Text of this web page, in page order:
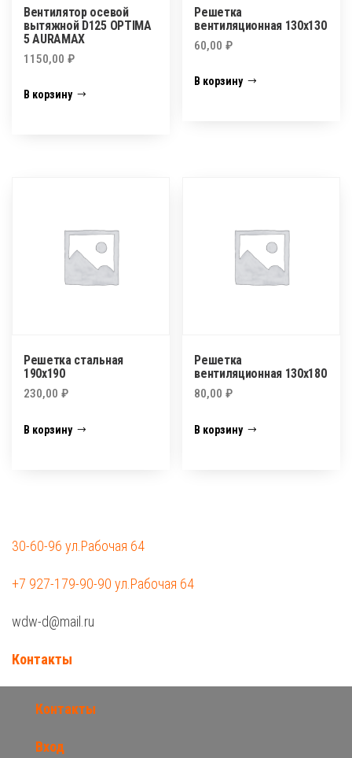
Вентилятор осевой
вытяжной D125 OPTIMA
5 AURAMAX
1150,00 ₽
В корзину
Решетка
вентиляционная 130х130
60,00₽
В корзину
Решетка стальная
190х190
230,00 ₽
В корзину
Решетка
вентиляционная 130х180
80,00₽
В корзину
30-60-96 ул.Рабочая 64
+7 927-179-90-90 ул.Рабочая 64
wdw-d@mail.ru
Контакты
Контакты
Вход